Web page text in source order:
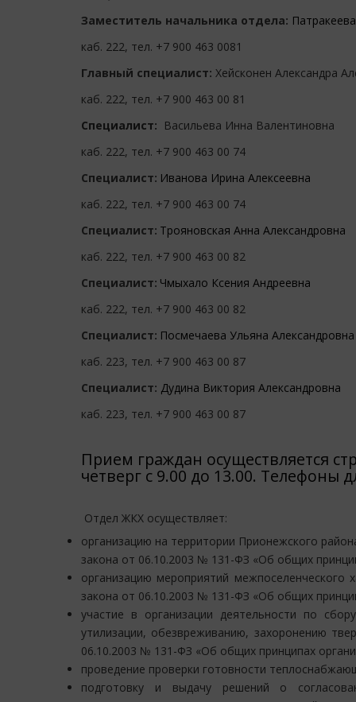
Заместитель начальника отдела:
каб. 222, тел. +7 900 463 0081
Главный специалист: Хейсконен Александра
каб. 222, тел. +7 900 463 00 81
Специалист: Васильева Инна Валентиновна
каб. 222, тел. +7 900 463 00 74
Специалист: Иванова Ирина Алексеевна
каб. 222, тел. +7 900 463 00 74
Специалист: Трояновская Анна Александровна
каб. 222, тел. +7 900 463 00 82
Специалист: Чмыхало Ксения Андреевна
каб. 222, тел. +7 900 463 00 82
Специалист: Посмечаева Ульяна Александровна
каб. 223, тел. +7 900 463 00 87
Специалист: Дудина Виктория Александровна
каб. 223, тел. +7 900 463 00 87
Прием граждан осуществляется
четверг с 9.00 до 13.00. Телефоны
Отдел ЖКХ осуществляет:
организацию на территории Прионежского
закона от 06.10.2003 № 131-ФЗ «Об общих
организацию мероприятий
закона от 06.10.2003 № 131-ФЗ «Об общих
участие в организации деятельности по
утилизации, обезвреживанию, захоронению
06.10.2003 № 131-ФЗ «Об общих принципах
проведение проверки готовности
подготовку и выдачу решений о